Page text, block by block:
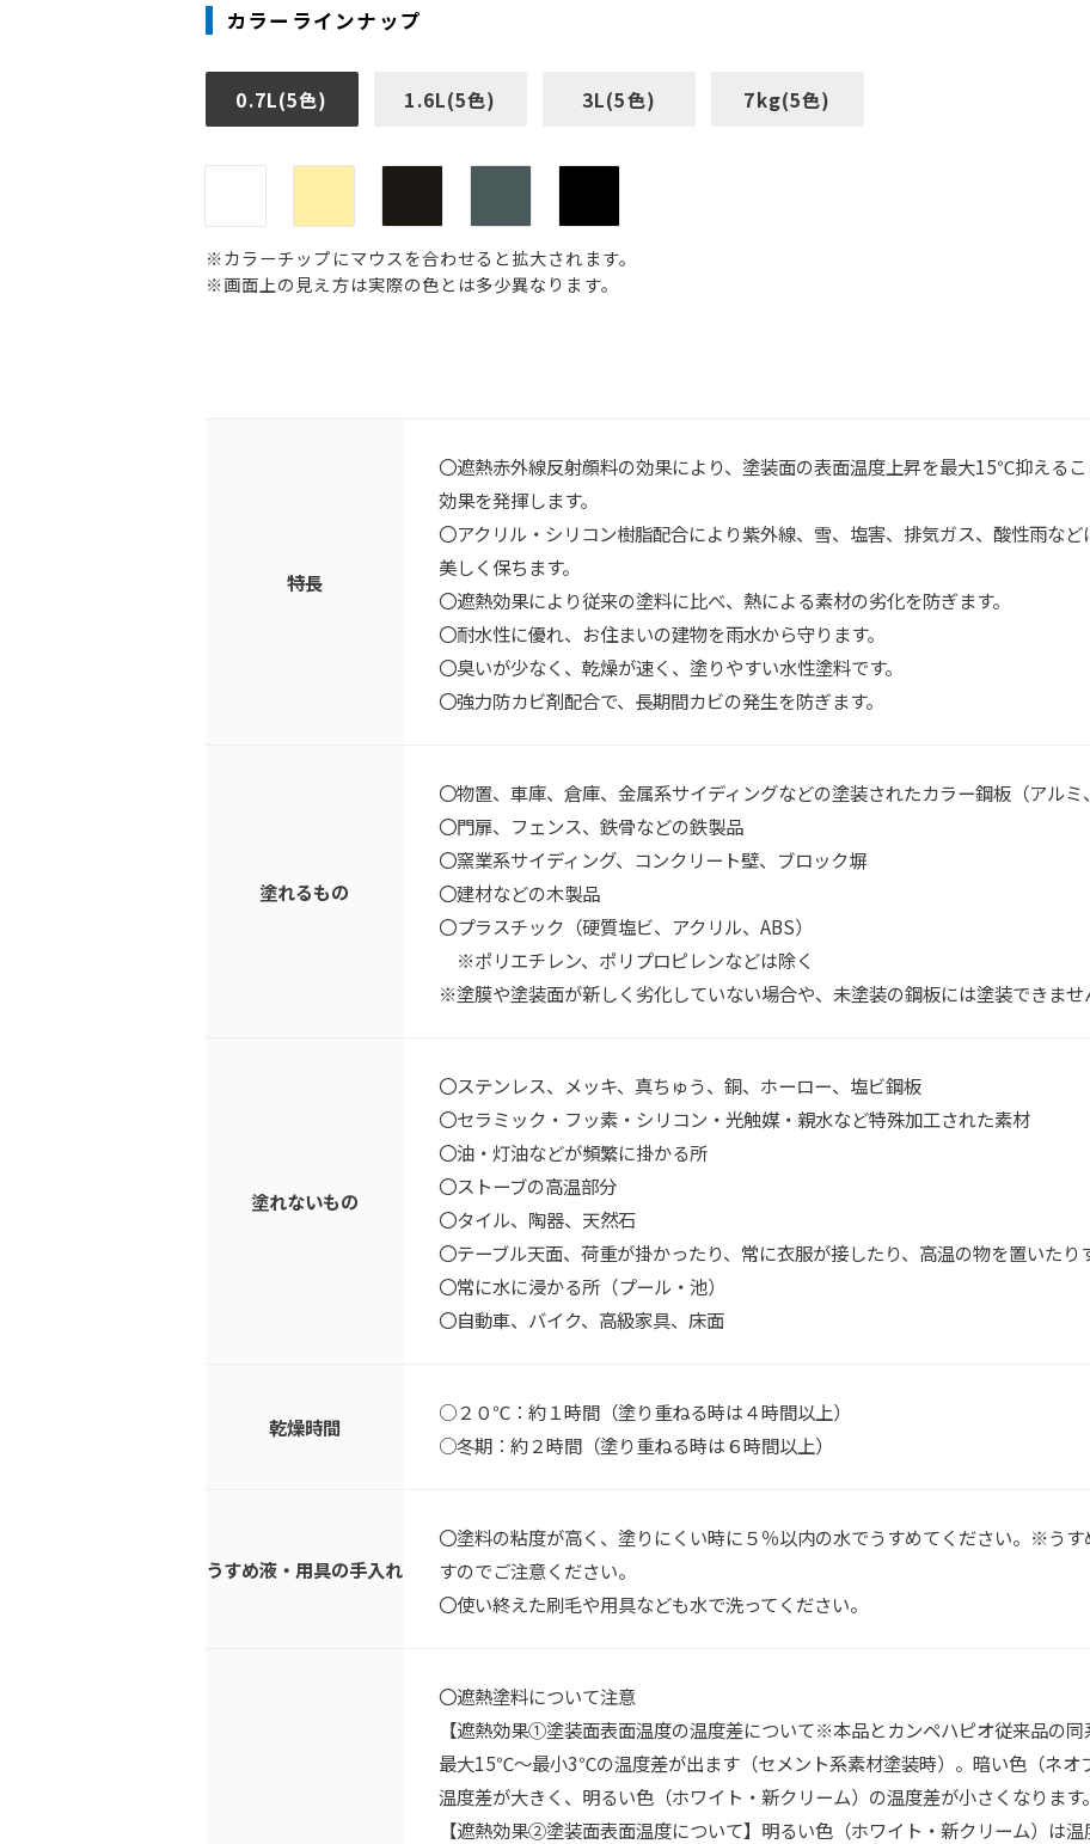
カラーラインナップ
0.7L(5色) 1.6L(5色) 3L(5色) 7kg(5色)
※カラーチップにマウスを合わせると拡大されます。
※画面上の見え方は実際の色とは多少異なります。
特長
〇遮熱赤外線反射顔料の効果により、塗装面の表面温度上昇を最大15℃抑える
効果を発揮します。
〇アクリル・シリコン樹脂配合により紫外線、雪、塩害、排気ガス、酸性雨な
美しく保ちます。
〇遮熱効果により従来の塗料に比べ、熱による素材の劣化を防ぎます。
〇耐水性に優れ、お住まいの建物を雨水から守ります。
〇臭いが少なく、乾燥が速く、塗りやすい水性塗料です。
〇強力防カビ剤配合で、長期間カビの発生を防ぎます。
塗れるもの
〇物置、車庫、倉庫、金属系サイディングなどの塗装されたカラー鋼板（アルミ
〇門扉、フェンス、鉄骨などの鉄製品
〇窯業系サイディング、コンクリート壁、ブロック塀
〇建材などの木製品
〇プラスチック（硬質塩ビ、アクリル、ABS）
※ポリエチレン、ポリプロピレンなどは除く
※塗膜や塗装面が新しく劣化していない場合や、未塗装の鋼板には塗装できませ
塗れないもの
〇ステンレス、メッキ、真ちゅう、銅、ホーロー、塩ビ鋼板
〇セラミック・フッ素・シリコン・光触媒・親水など特殊加工された素材
〇油・灯油などが頻繁に掛かる所
〇ストーブの高温部分
〇タイル、陶器、天然石
〇テーブル天面、荷重が掛かったり、常に衣服が接したり、高温の物を置いたり
〇常に水に浸かる所（プール・池）
〇自動車、バイク、高級家具、床面
乾燥時間
○２０℃：約１時間（塗り重ねる時は４時間以上）
○冬期：約２時間（塗り重ねる時は６時間以上）
うすめ液・用具の手入れ
〇塗料の粘度が高く、塗りにくい時に５％以内の水でうすめてください。※う
すのでご注意ください。
〇使い終えた刷毛や用具なども水で洗ってください。
〇遮熱塗料について注意
【遮熱効果①塗装面表面温度の温度差について※本品とカンペハピオ従来品の同
最大15℃～最小3℃の温度差が出ます（セメント系素材塗装時）。暗い色（ネオ
温度差が大きく、明るい色（ホワイト・新クリーム）の温度差が小さくなります。
【遮熱効果②塗装面表面温度について】明るい色（ホワイト・新クリーム）は